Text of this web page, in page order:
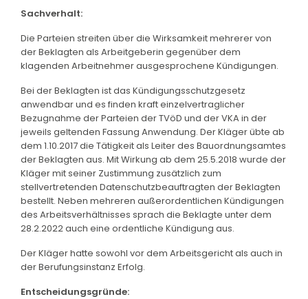
Sachverhalt:
Die Parteien streiten über die Wirksamkeit mehrerer von
der Beklagten als Arbeitgeberin gegenüber dem
klagenden Arbeitnehmer ausgesprochene Kündigungen.
Bei der Beklagten ist das Kündigungsschutzgesetz
anwendbar und es finden kraft einzelvertraglicher
Bezugnahme der Parteien der TVöD und der VKA in der
jeweils geltenden Fassung Anwendung. Der Kläger übte ab
dem 1.10.2017 die Tätigkeit als Leiter des Bauordnungsamtes
der Beklagten aus. Mit Wirkung ab dem 25.5.2018 wurde der
Kläger mit seiner Zustimmung zusätzlich zum
stellvertretenden Datenschutzbeauftragten der Beklagten
bestellt. Neben mehreren außerordentlichen Kündigungen
des Arbeitsverhältnisses sprach die Beklagte unter dem
28.2.2022 auch eine ordentliche Kündigung aus.
Der Kläger hatte sowohl vor dem Arbeitsgericht als auch in
der Berufungsinstanz Erfolg.
Entscheidungsgründe: